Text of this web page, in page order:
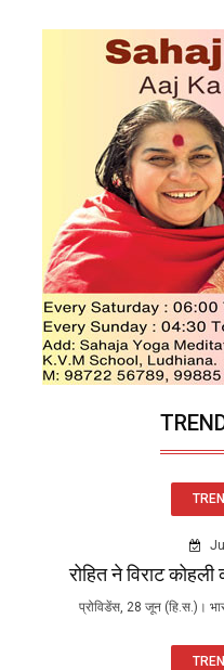
रोहित ने विराट
प्रोविडेंस, 28 जून (हि.स.)।